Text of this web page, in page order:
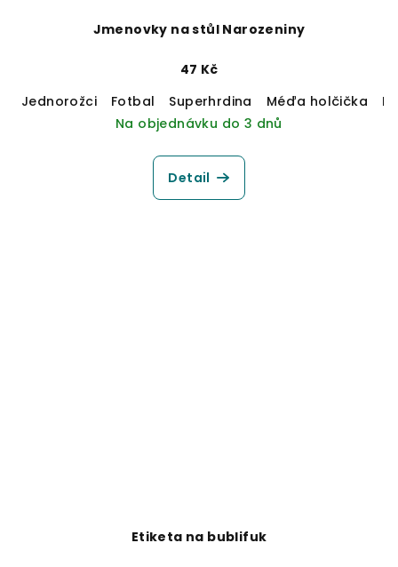
Jmenovky na stůl Narozeniny
47 Kč
Jednorožci
Fotbal Superhrdina Méďa holčička
Na objednávku do 3 dnů
Detail
Etiketa na bublifuk